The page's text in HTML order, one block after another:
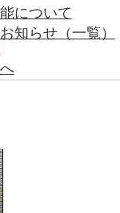
について
知らせ（一覧）